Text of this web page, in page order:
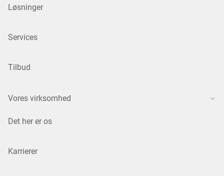
Løsninger
Services
Tilbud
Vores virksomhed
Det her er os
Karrierer